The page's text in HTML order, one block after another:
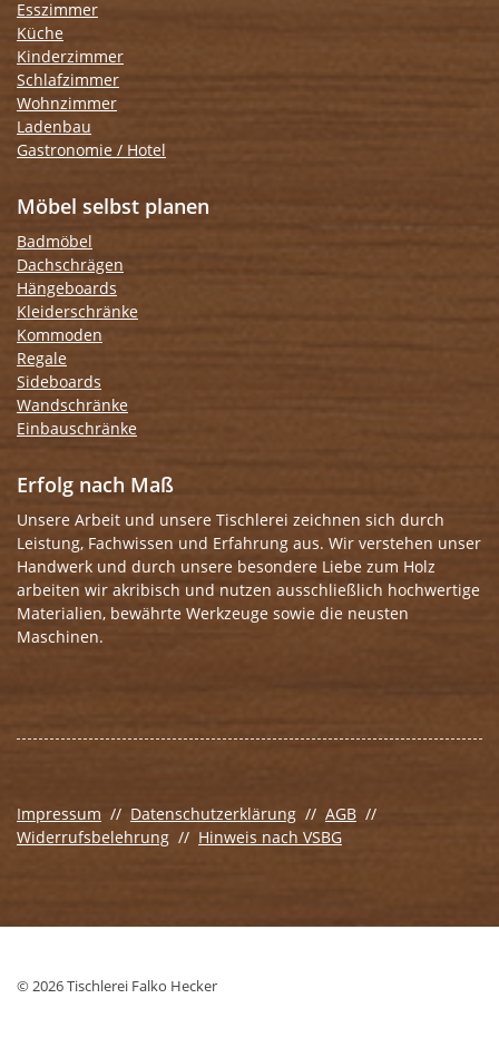
Esszimmer
Küche
Kinderzimmer
Schlafzimmer
Wohnzimmer
Ladenbau
Gastronomie / Hotel
Möbel selbst planen
Badmöbel
Dachschrägen
Hängeboards
Kleiderschränke
Kommoden
Regale
Sideboards
Wandschränke
Einbauschränke
Erfolg nach Maß
Unsere Arbeit und unsere Tischlerei zeichnen sich durch
Leistung, Fachwissen und Erfahrung aus. Wir verstehen unser
Handwerk und durch unsere besondere Liebe zum Holz
arbeiten wir akribisch und nutzen ausschließlich hochwertige
Materialien, bewährte Werkzeuge sowie die neusten
Maschinen.
Impressum // Datenschutzerklärung // AGB //
Widerrufsbelehrung // Hinweis nach VSBG
© 2026 Tischlerei Falko Hecker